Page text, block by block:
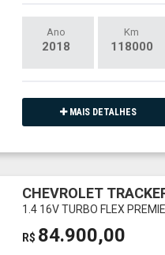
Ano
2018
Km
118000
MAIS DETALHES
CHEVROLET
1.4 16V TURBO FLEX
R$ 84.900,00